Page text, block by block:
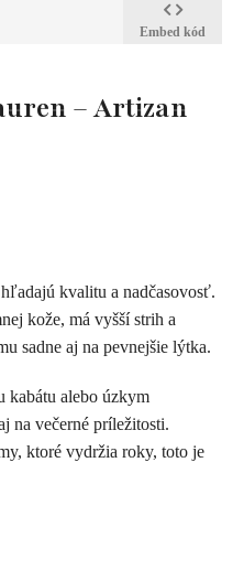
Embed kód
– Artizan
kvalitu a nadčasovosť.
kože, má vyšší strih a
sadne aj na pevnejšie lýtka.
kabátu alebo úzkym
na večerné príležitosti.
ktoré vydržia roky, toto je